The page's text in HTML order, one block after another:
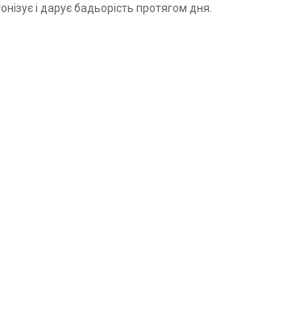
і дарує бадьорість протягом дня.